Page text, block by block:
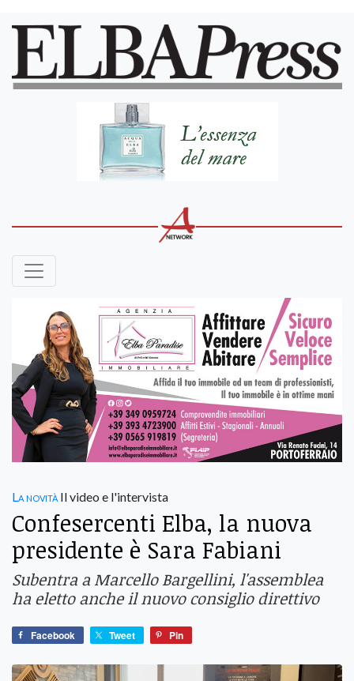
La novità Il video e l'intervista
Confesercenti Elba, la nuova
presidente è Sara Fabiani
Subentra a Marcello Bargellini, l'assemblea
ha eletto anche il nuovo consiglio direttivo
Facebook Tweet Pin